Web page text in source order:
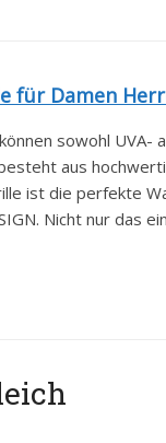
für Damen
sowohl UVA-
aus
ist die perfekte
Nicht nur das